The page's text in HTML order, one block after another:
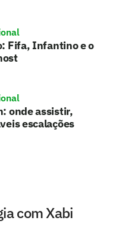
Fifa, Infantino e o
onde assistir,
escalações
com Xabi